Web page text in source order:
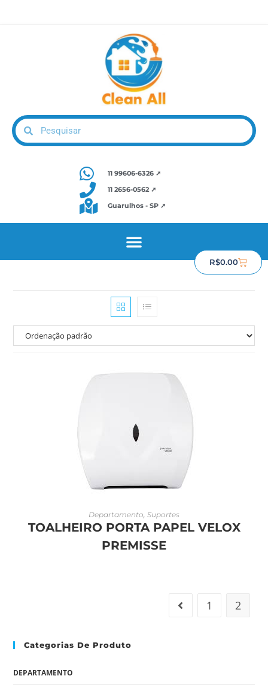
11 99606-6326 ➚
11 2656-0562 ➚
Guarulhos - SP ➚
R$0.00
LEIA MAIS
Departamento, Suportes
TOALHEIRO PORTA PAPEL VELOX
PREMISSE
1 2
Categorias De Produto
DEPARTAMENTO